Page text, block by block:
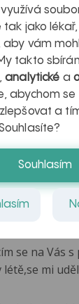
na
mi nejspíš...
o radu, od
měsíci se mi
mi řekl,...
bych se
se na Vás
mi
jako
vám
takto
,analytické a
abychom se
a
Souhlasím